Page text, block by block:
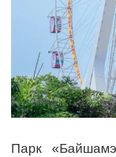
Парк